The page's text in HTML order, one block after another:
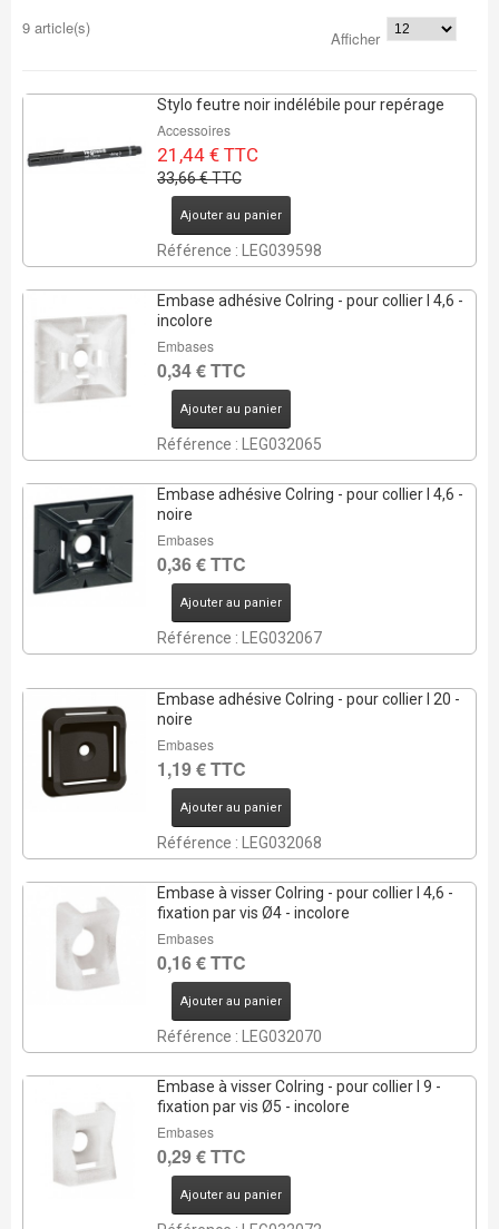
9 article(s)
Afficher
Stylo feutre noir indélébile pour repérage
Accessoires
21,44 € TTC
33,66 € TTC
Ajouter au panier
Référence : LEG039598
Embase adhésive Colring - pour collier l 4,6 -
incolore
Embases
0,34 € TTC
Ajouter au panier
Référence : LEG032065
Embase adhésive Colring - pour collier l 4,6 -
noire
Embases
0,36 € TTC
Ajouter au panier
Référence : LEG032067
Embase adhésive Colring - pour collier l 20 -
noire
Embases
1,19 € TTC
Ajouter au panier
Référence : LEG032068
Embase à visser Colring - pour collier l 4,6 -
fixation par vis Ø4 - incolore
Embases
0,16 € TTC
Ajouter au panier
Référence : LEG032070
Embase à visser Colring - pour collier l 9 -
fixation par vis Ø5 - incolore
Embases
0,29 € TTC
Ajouter au panier